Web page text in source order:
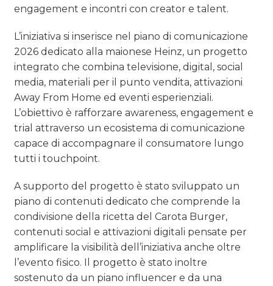
engagement e incontri con creator e talent.
L’iniziativa si inserisce nel piano di comunicazione
2026 dedicato alla maionese Heinz, un progetto
integrato che combina televisione, digital, social
media, materiali per il punto vendita, attivazioni
Away From Home ed eventi esperienziali.
L’obiettivo è rafforzare awareness, engagement e
trial attraverso un ecosistema di comunicazione
capace di accompagnare il consumatore lungo
tutti i touchpoint.
A supporto del progetto è stato sviluppato un
piano di contenuti dedicato che comprende la
condivisione della ricetta del Carota Burger,
contenuti social e attivazioni digitali pensate per
amplificare la visibilità dell’iniziativa anche oltre
l’evento fisico. Il progetto è stato inoltre
sostenuto da un piano influencer e da una